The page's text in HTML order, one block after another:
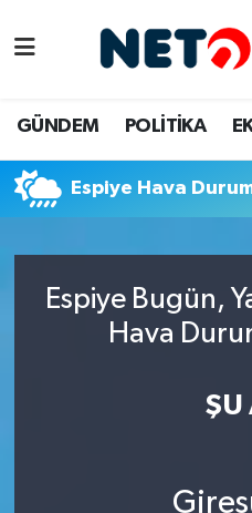
GÜNDEM POLİTİKA
Espiye Hava
Espiye Bugün,
Hava
ŞU
DÜNYA
EĞİTİM
EKONOMİ
Namaz Vakitleri
Trafik Durumu
Süper Lig Puan
Son Dakika Haberleri